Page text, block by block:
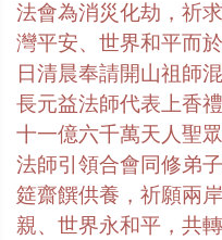
法會為消災化劫，祈
灣平安、世界和平而
日清晨奉請開山祖師
長元益法師代表上香
十一億六千萬天人聖
法師引領合會同修弟
筵齋饌供養，祈願兩
親、世界永和平，共